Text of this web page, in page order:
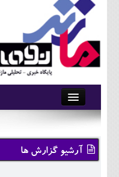
آرشیو
تماس با ما
وبلاگ
آرشیو گزارش ها